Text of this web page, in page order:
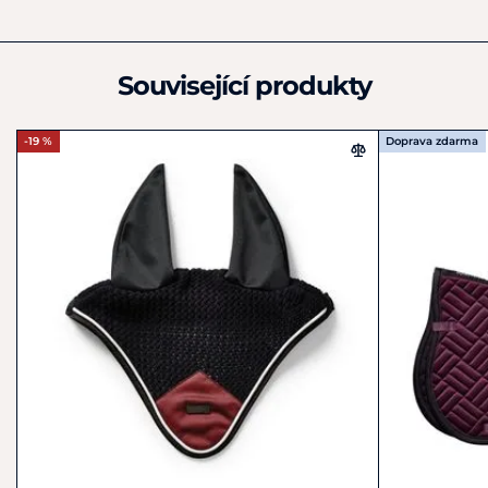
info@equestrianstockholm.com
Související produkty
-19 % Doprava zdarma